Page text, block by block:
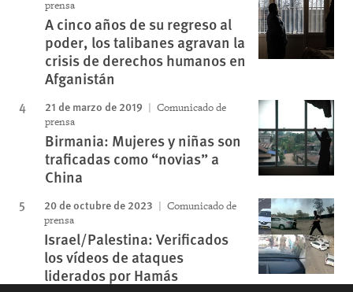
prensa
A cinco años de su regreso al
poder, los talibanes agravan la
crisis de derechos humanos en
Afganistán
21 de marzo de 2019
Comunicado de
prensa
Birmania: Mujeres y niñas son
traficadas como “novias” a
China
20 de octubre de 2023
Comunicado de
prensa
Israel/Palestina: Verificados
los vídeos de ataques
liderados por Hamás